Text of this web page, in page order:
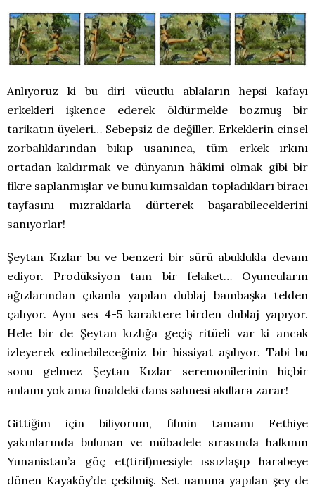
Anlıyoruz ki bu diri vücutlu ablaların hepsi kafayı
erkekleri işkence ederek öldürmekle bozmuş bir
tarikatın üyeleri… Sebepsiz de değiller. Erkeklerin cinsel
zorbalıklarından bıkıp usanınca, tüm erkek ırkını
ortadan kaldırmak ve dünyanın hâkimi olmak gibi bir
fikre saplanmışlar ve bunu kumsaldan topladıkları biracı
tayfasını mızraklarla dürterek başarabileceklerini
sanıyorlar!
Şeytan Kızlar bu ve benzeri bir sürü abuklukla devam
ediyor. Prodüksiyon tam bir felaket… Oyuncuların
ağızlarından çıkanla yapılan dublaj bambaşka telden
çalıyor. Aynı ses 4-5 karaktere birden dublaj yapıyor.
Hele bir de Şeytan kızlığa geçiş ritüeli var ki ancak
izleyerek edinebileceğiniz bir hissiyat aşılıyor. Tabi bu
sonu gelmez Şeytan Kızlar seremonilerinin hiçbir
anlamı yok ama finaldeki dans sahnesi akıllara zarar!
Gittiğim için biliyorum, filmin tamamı Fethiye
yakınlarında bulunan ve mübadele sırasında halkının
Yunanistan’a göç et(tiril)mesiyle ıssızlaşıp harabeye
dönen Kayaköy’de çekilmiş. Set namına yapılan şey de